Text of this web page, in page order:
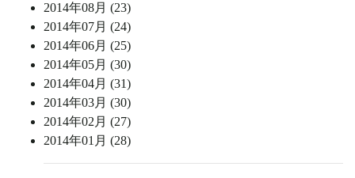
2014年08月 (23)
2014年07月 (24)
2014年06月 (25)
2014年05月 (30)
2014年04月 (31)
2014年03月 (30)
2014年02月 (27)
2014年01月 (28)